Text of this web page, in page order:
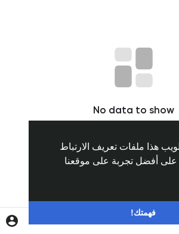
هذا ملفات تعريف الارتباط
أفضل تجربة على موقعنا
فهمتك!
No data to show